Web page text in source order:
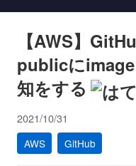
【AWS】
publicに
知をする
2021/10/31
AWS GitHub